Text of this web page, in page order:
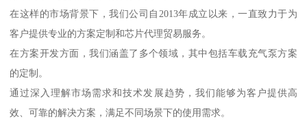
在这样的市场背景下，我们公司自2013年成立以来，一直致力于为
客户提供专业的方案定制和芯片代理贸易服务。
在方案开发方面，我们涵盖了多个领域，其中包括车载充气泵方案
的定制。
通过深入理解市场需求和技术发展趋势，我们能够为客户提供高
效、可靠的解决方案，满足不同场景下的使用需求。